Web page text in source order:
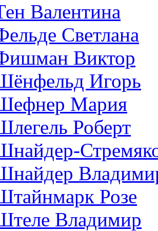
Валентина
Светлана
Виктор
Игорь
Мария
Роберт
Розe
Владимир